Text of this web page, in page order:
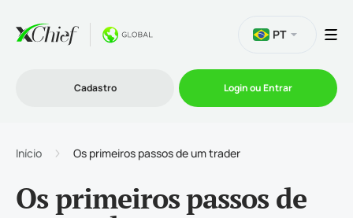
Trading
Plataformas
PT
Cadastro Login ou Entrar
Início Os primeiros passos de um trader
Os primeiros passos de